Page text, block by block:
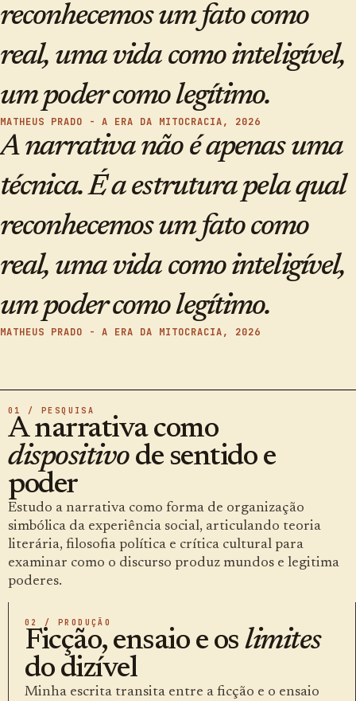
reconhecemos um fato como
real, uma vida como inteligível,
um poder como legítimo.
MATHEUS PRADO - A ERA DA MITOCRACIA, 2026
A narrativa não é apenas uma
técnica. É a estrutura pela qual
reconhecemos um fato como
real, uma vida como inteligível,
um poder como legítimo.
MATHEUS PRADO - A ERA DA MITOCRACIA, 2026
01 / PESQUISA
A narrativa como
dispositivode sentido e
poder
Estudo a narrativa como forma de organização
simbólica da experiência social, articulando teoria
literária, filosofia política e crítica cultural para
examinar como o discurso produz mundos e legitima
poderes.
02 / PRODUÇÃO
Ficção, ensaio e os limites
do dizível
Minha escrita transita entre a ficção e o ensaio